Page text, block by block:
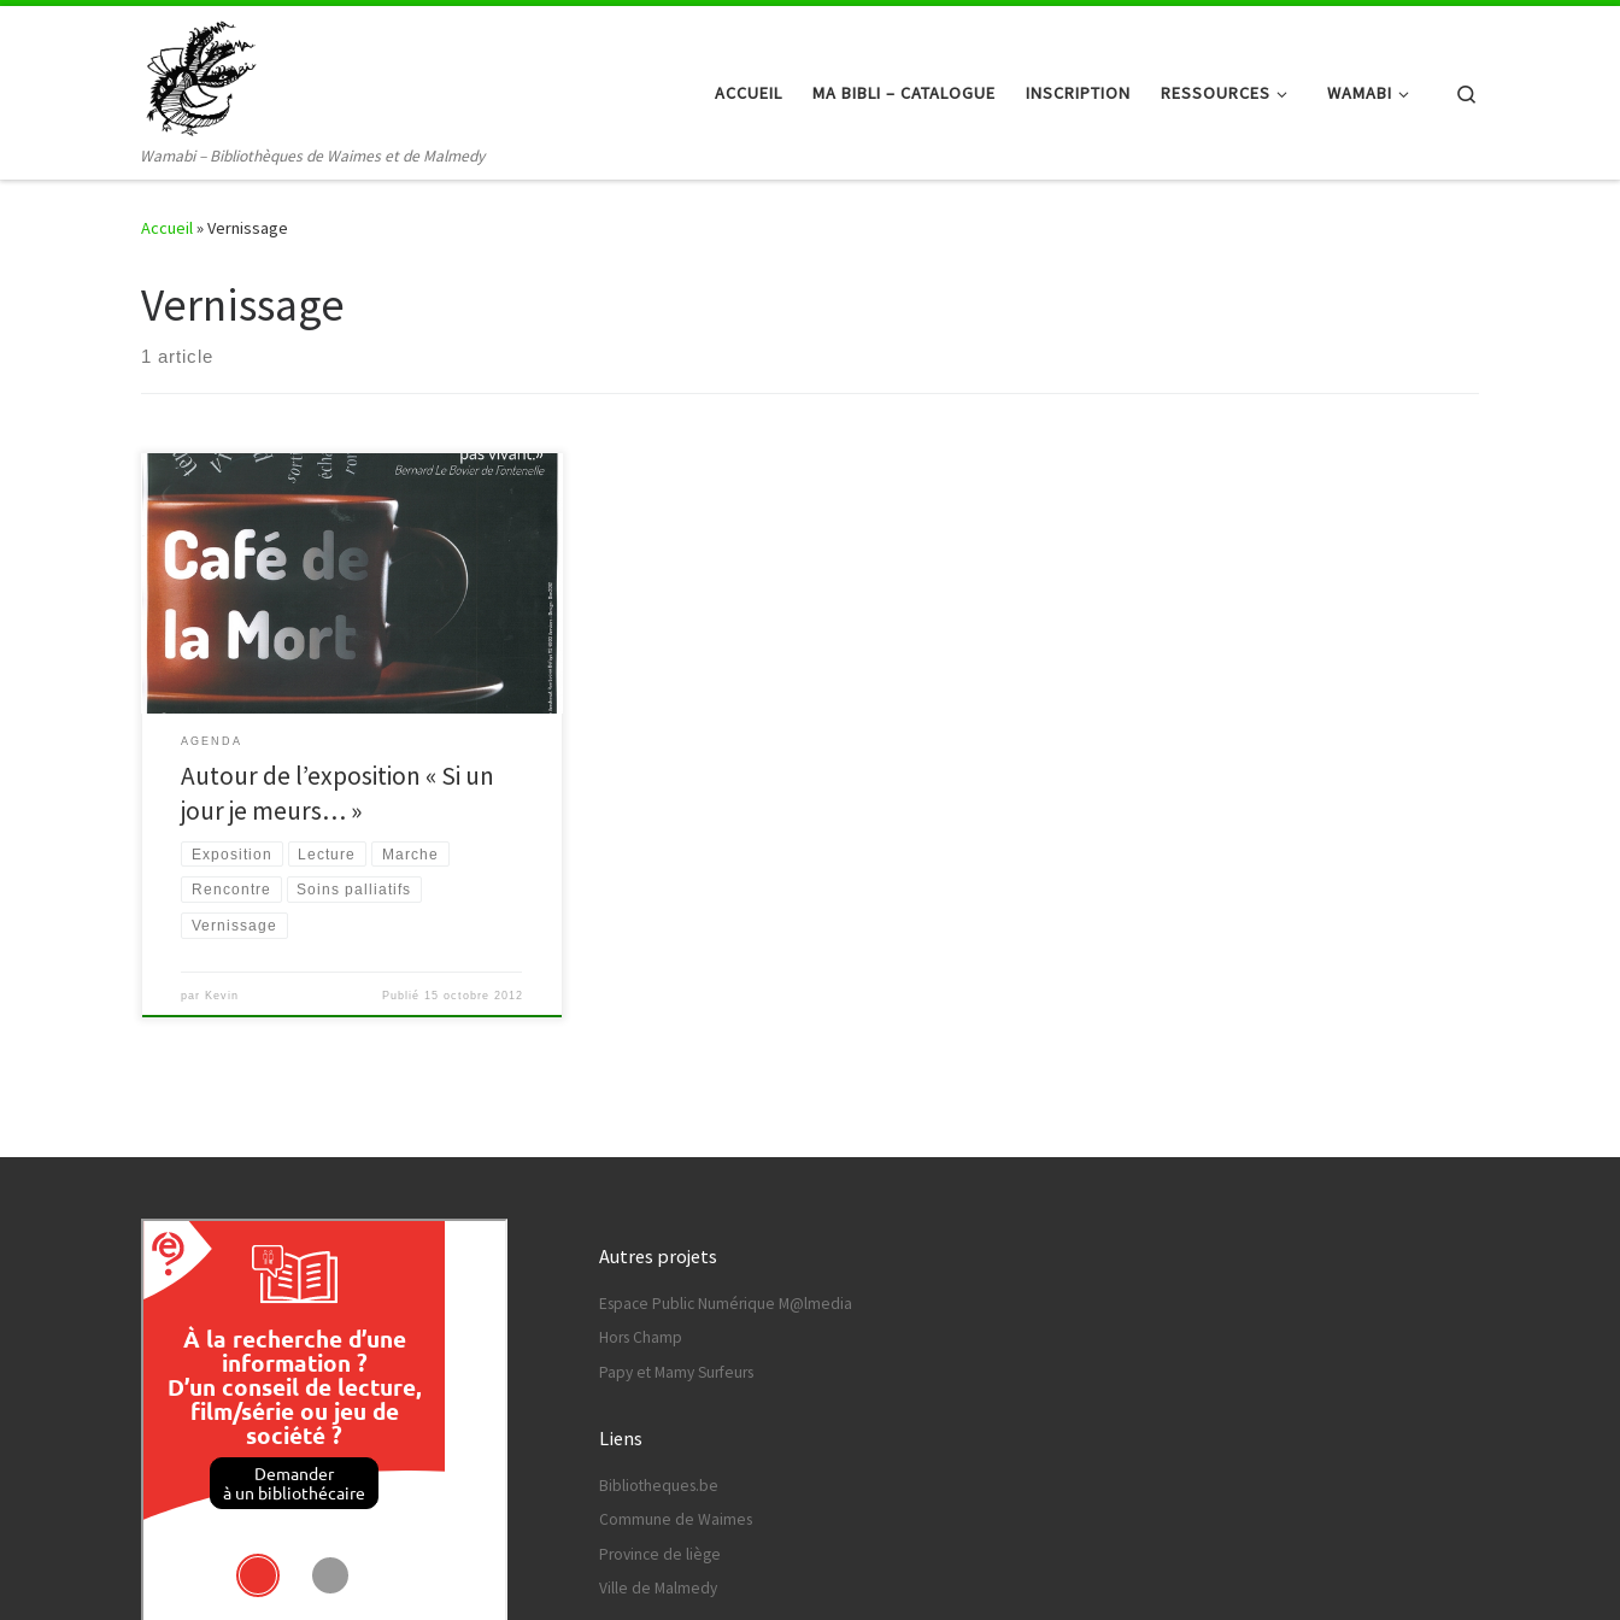
Wamabi – Bibliothèques de Waimes et de Malmedy
ACCUEIL MA BIBLI – CATALOGUE INSCRIPTION RESSOURCES WAMABI
Accueil»Vernissage
Vernissage
1 article
Evénements organisés à Malmedy autour de
l’exposition Si un jour JE meurs … 5 octobre 2012 –
Malmedy – Malmundarium Vernissage de l’exposition
14 octobre 2012 – Botrange – 14h00 Marche
« Promenade des endeuillés ». Marche solidaire en
petit comité pour sortir de la solitude et du deuil.
Encadrée par la Plate-forme de […]
AGENDA
Autour de l’exposition « Si un
jour je meurs… »
Exposition Lecture Marche
Rencontre Soins palliatifs
Vernissage
par Kevin Publié 15 octobre 2012
Autres projets
Espace Public Numérique M@lmedia
Hors Champ
Papy et Mamy Surfeurs
Liens
Bibliotheques.be
Commune de Waimes
Province de liège
Ville de Malmedy